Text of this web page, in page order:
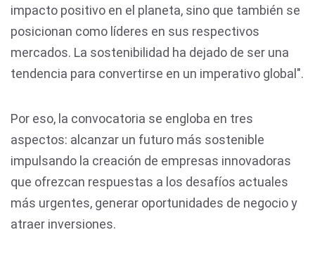
impacto positivo en el planeta, sino que también se
posicionan como líderes en sus respectivos
mercados. La sostenibilidad ha dejado de ser una
tendencia para convertirse en un imperativo global".
Por eso, la convocatoria se engloba en tres
aspectos: alcanzar un futuro más sostenible
impulsando la creación de empresas innovadoras
que ofrezcan respuestas a los desafíos actuales
más urgentes, generar oportunidades de negocio y
atraer inversiones.